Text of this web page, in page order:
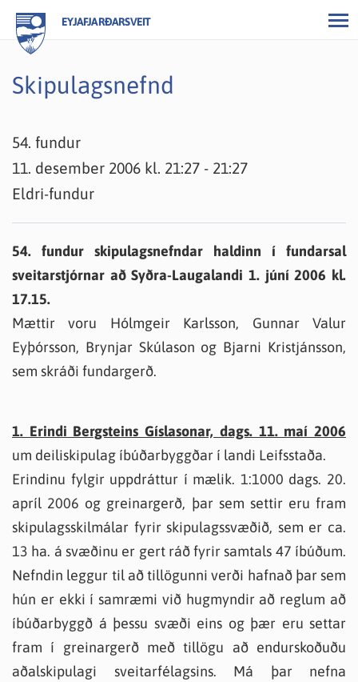
EYJAFJARÐARSVEIT
Skipulagsnefnd
54. fundur
11. desember 2006 kl. 21:27 - 21:27
Eldri-fundur
54. fundur skipulagsnefndar haldinn í fundarsal
sveitarstjórnar að Syðra-Laugalandi 1. júní 2006 kl.
17.15.
Mættir voru Hólmgeir Karlsson, Gunnar Valur
Eyþórsson, Brynjar Skúlason og Bjarni Kristjánsson,
sem skráði fundargerð.
1. Erindi Bergsteins Gíslasonar, dags. 11. maí 2006
um deiliskipulag íbúðarbyggðar í landi Leifsstaða.
Erindinu fylgir uppdráttur í mælik. 1:1000 dags. 20.
apríl 2006 og greinargerð, þar sem settir eru fram
skipulagsskilmálar fyrir skipulagssvæðið, sem er ca.
13 ha. á svæðinu er gert ráð fyrir samtals 47 íbúðum.
Nefndin leggur til að tillögunni verði hafnað þar sem
hún er ekki í samræmi við hugmyndir að reglum að
íbúðarbyggð á þessu svæði eins og þær eru settar
fram í greinargerð með tillögu að endurskoðuðu
aðalskipulagi sveitarfélagsins. Má þar nefna